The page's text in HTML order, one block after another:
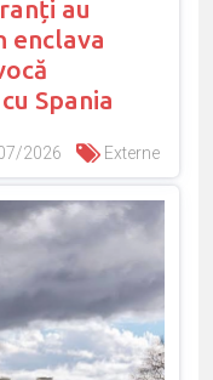
au
enclava
Spania
2026 Externe